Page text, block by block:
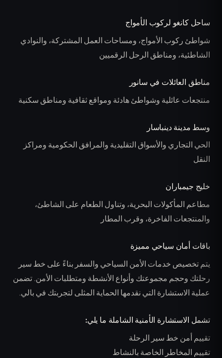
ساحل كانغو لركوب الأمواج
شواطئ ركوب الأمواج، ومساحات العمل المشتركة، والنوادي
الشاطئية، ومناطق الرحل الرقميين
مناطق العائلات في سانور
منتجعات عائلية وشواطئ هادئة ومواقع ثقافية ومناطق سكنية
وسط مدينة دينباسار
الحي التجاري والأسواق التقليدية والمرافق الحكومية ومراكز
النقل
خليج جيمباران
مطاعم المأكولات البحرية، وتناول الطعام على الشاطئ،
والمنتجعات الفاخرة، وقرب المطار
باقات أمان سياحي مميزة
عملية الاستشارة التي نقدمها الحماية المثلى لتجربتك في بالي.
تشمل الاستشارة الأمنية الشاملة ما يلي:
تقييم أمن خط سير الرحلة
تقييم المخاطر الخاصة بالنشاط